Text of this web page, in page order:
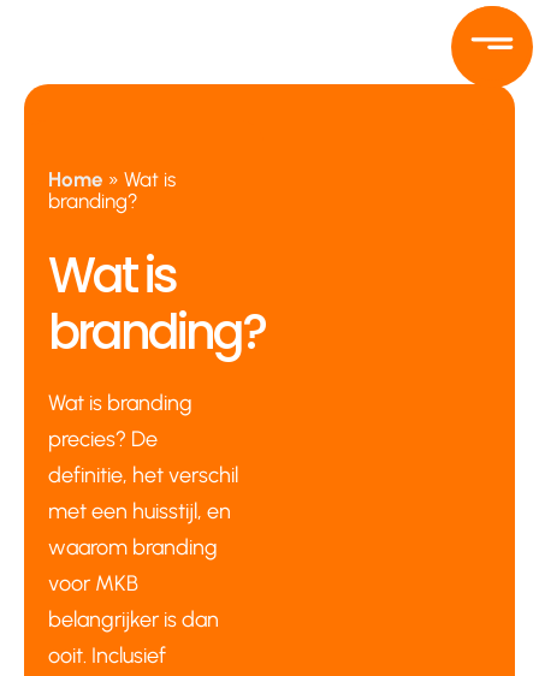
inhoud
Home » Wat is
branding?
Wat is
branding?
Wat is branding
precies? De
definitie, het verschil
met een huisstijl, en
waarom branding
voor MKB
belangrijker is dan
ooit. Inclusief